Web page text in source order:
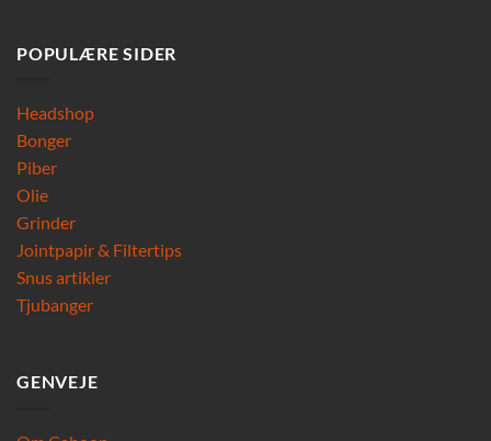
POPULÆRE SIDER
Headshop
Bonger
Piber
Olie
Grinder
Jointpapir & Filtertips
Snus artikler
Tjubanger
GENVEJE